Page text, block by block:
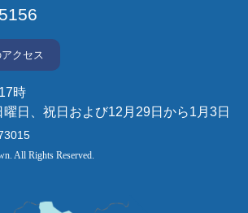
クセス
時
日、祝日および12月29日から1月3日
All Rights Reserved.